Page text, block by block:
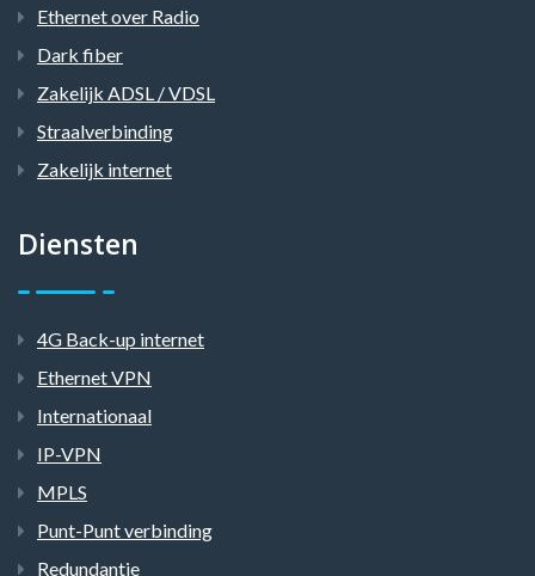
Ethernet over Radio
Dark fiber
Zakelijk ADSL / VDSL
Straalverbinding
Zakelijk internet
Diensten
4G Back-up internet
Ethernet VPN
Internationaal
IP-VPN
MPLS
Punt-Punt verbinding
Redundantie